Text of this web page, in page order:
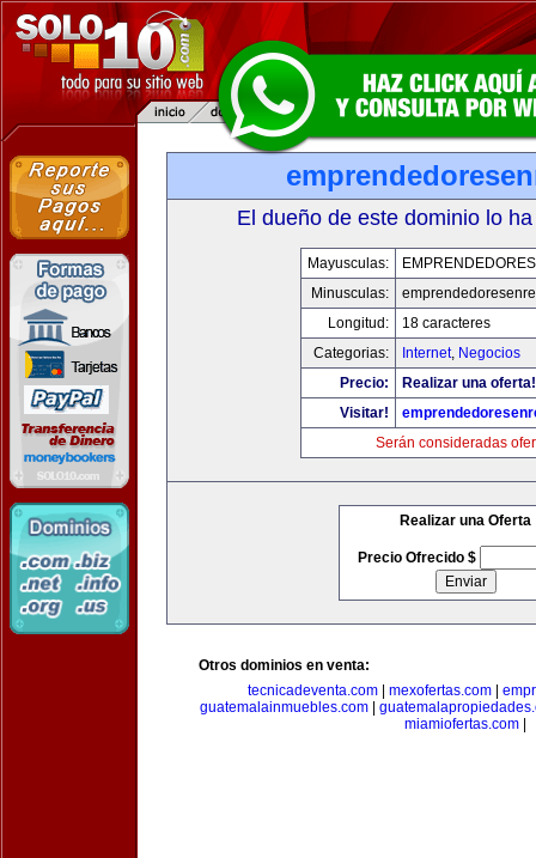
El dueño de este dominio lo
Mayusculas:
Minusculas:
Longitud:
18 caracteres
Categorias:
Internet, Negocios
Precio:
Realizar una oferta!
Visitar!
Serán consideradas
Realizar una Oferta
Precio Ofrecido $
Otros dominios en venta:
tecnicadeventa.com
mexofertas.com
guatemalainmuebles.com
miamiofertas.com